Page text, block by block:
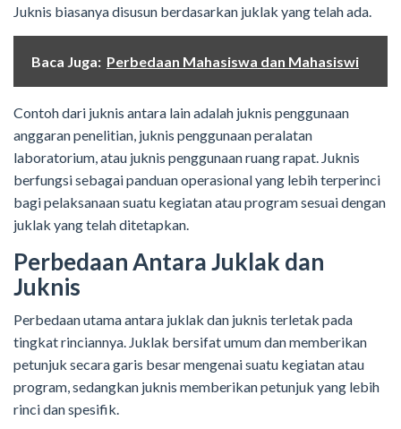
Juknis biasanya disusun berdasarkan juklak yang telah ada.
Baca Juga: Perbedaan Mahasiswa dan Mahasiswi
Contoh dari juknis antara lain adalah juknis penggunaan
anggaran penelitian, juknis penggunaan peralatan
laboratorium, atau juknis penggunaan ruang rapat. Juknis
berfungsi sebagai panduan operasional yang lebih terperinci
bagi pelaksanaan suatu kegiatan atau program sesuai dengan
juklak yang telah ditetapkan.
Perbedaan Antara Juklak dan
Juknis
Perbedaan utama antara juklak dan juknis terletak pada
tingkat rinciannya. Juklak bersifat umum dan memberikan
petunjuk secara garis besar mengenai suatu kegiatan atau
program, sedangkan juknis memberikan petunjuk yang lebih
rinci dan spesifik.